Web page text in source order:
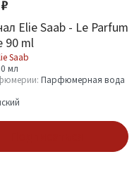
Elie Saab - Le Parfum
90 ml
Saab
мл
Парфюмерная вода